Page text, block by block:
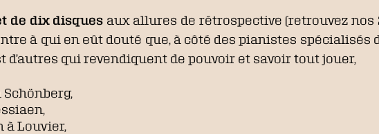
de dix disques aux allures de rétrospective (retrouvez
à qui en eût douté que, à côté des pianistes spécialisés
d’autres qui revendiquent de pouvoir et savoir tout jouer,
à Louvier,